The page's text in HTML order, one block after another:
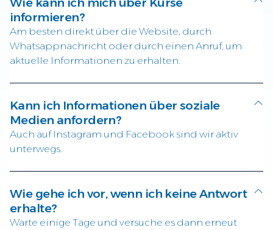
informieren?
Am besten direkt über die Website, durch
Whatsappnachricht oder durch einen Anruf, um
aktuelle Informationen zu erhalten.
Kann ich Informationen über soziale
Medien anfordern?
Auch auf Instagram und Facebook sind wir aktiv
unterwegs.
Wie gehe ich vor, wenn ich keine Antwort
erhalte?
Warte einige Tage und versuche es dann erneut